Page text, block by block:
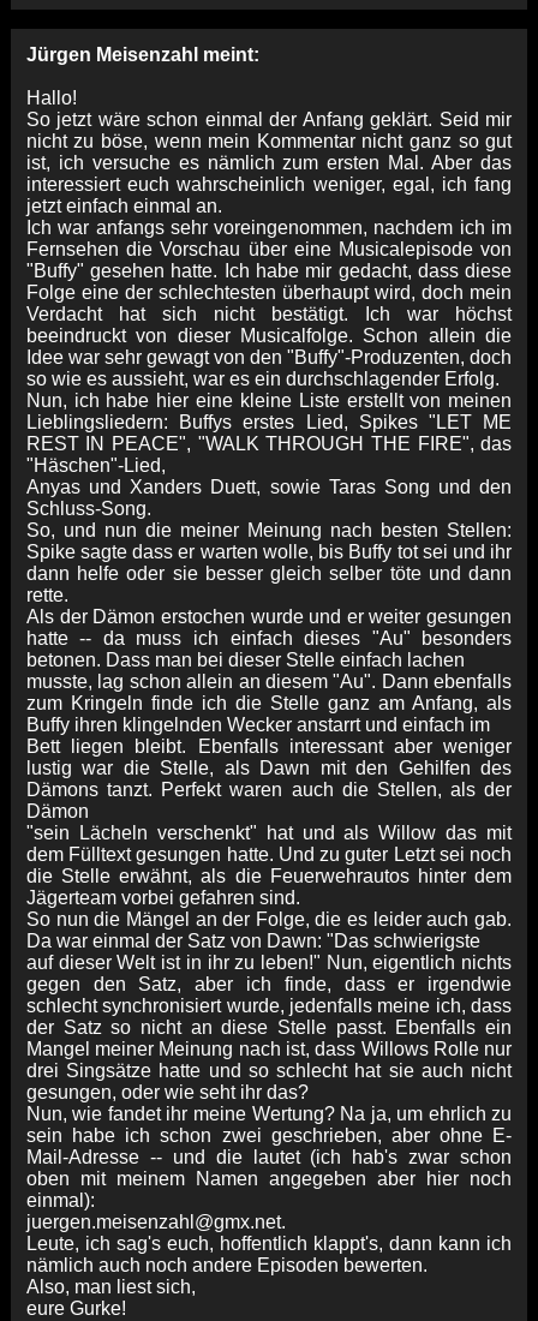
Jürgen Meisenzahl meint:
Hallo!
So jetzt wäre schon einmal der Anfang geklärt. Seid mir
nicht zu böse, wenn mein Kommentar nicht ganz so gut
ist, ich versuche es nämlich zum ersten Mal. Aber das
interessiert euch wahrscheinlich weniger, egal, ich fang
jetzt einfach einmal an.
Ich war anfangs sehr voreingenommen, nachdem ich im
Fernsehen die Vorschau über eine Musicalepisode von
"Buffy" gesehen hatte. Ich habe mir gedacht, dass diese
Folge eine der schlechtesten überhaupt wird, doch mein
Verdacht hat sich nicht bestätigt. Ich war höchst
beeindruckt von dieser Musicalfolge. Schon allein die
Idee war sehr gewagt von den "Buffy"-Produzenten, doch
so wie es aussieht, war es ein durchschlagender Erfolg.
Nun, ich habe hier eine kleine Liste erstellt von meinen
Lieblingsliedern: Buffys erstes Lied, Spikes "LET ME
REST IN PEACE", "WALK THROUGH THE FIRE", das
"Häschen"-Lied,
Anyas und Xanders Duett, sowie Taras Song und den
Schluss-Song.
So, und nun die meiner Meinung nach besten Stellen:
Spike sagte dass er warten wolle, bis Buffy tot sei und ihr
dann helfe oder sie besser gleich selber töte und dann
rette.
Als der Dämon erstochen wurde und er weiter gesungen
hatte -- da muss ich einfach dieses "Au" besonders
betonen. Dass man bei dieser Stelle einfach lachen
musste, lag schon allein an diesem "Au". Dann ebenfalls
zum Kringeln finde ich die Stelle ganz am Anfang, als
Buffy ihren klingelnden Wecker anstarrt und einfach im
Bett liegen bleibt. Ebenfalls interessant aber weniger
lustig war die Stelle, als Dawn mit den Gehilfen des
Dämons tanzt. Perfekt waren auch die Stellen, als der
Dämon
"sein Lächeln verschenkt" hat und als Willow das mit
dem Fülltext gesungen hatte. Und zu guter Letzt sei noch
die Stelle erwähnt, als die Feuerwehrautos hinter dem
Jägerteam vorbei gefahren sind.
So nun die Mängel an der Folge, die es leider auch gab.
Da war einmal der Satz von Dawn: "Das schwierigste
auf dieser Welt ist in ihr zu leben!" Nun, eigentlich nichts
gegen den Satz, aber ich finde, dass er irgendwie
schlecht synchronisiert wurde, jedenfalls meine ich, dass
der Satz so nicht an diese Stelle passt. Ebenfalls ein
Mangel meiner Meinung nach ist, dass Willows Rolle nur
drei Singsätze hatte und so schlecht hat sie auch nicht
gesungen, oder wie seht ihr das?
Nun, wie fandet ihr meine Wertung? Na ja, um ehrlich zu
sein habe ich schon zwei geschrieben, aber ohne E-
Mail-Adresse -- und die lautet (ich hab's zwar schon
oben mit meinem Namen angegeben aber hier noch
einmal):
juergen.meisenzahl@gmx.net.
Leute, ich sag's euch, hoffentlich klappt's, dann kann ich
nämlich auch noch andere Episoden bewerten.
Also, man liest sich,
eure Gurke!